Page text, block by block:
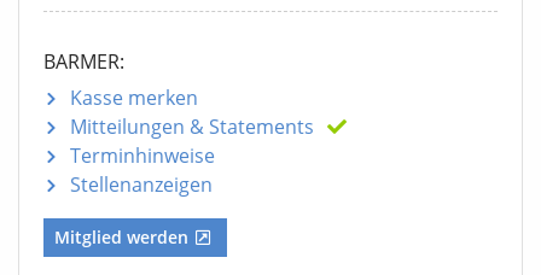
BARMER:
Kasse merken
Mitteilungen & Statements
Terminhinweise
Stellenanzeigen
Mitglied werden